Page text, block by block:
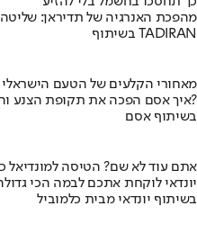
מהפכת האנרגיה של תדיראן:
בשיתוף TADIRAN
מאחורי הקלעים של הטעם הישראלי
איך אסם הפכה את תקופת הצנע והמחסור הקשה של שנות ה-40 למותג לאומי?
בשיתוף אסם
אתם עוד לא שם? הטיסה למונדיאל
יונדאי לוקחת אתכם לבמה הכי
בשיתוף יונדאי מבית כלמוביל